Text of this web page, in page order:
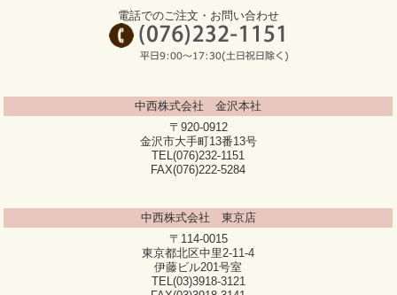
電話でのご注文・お問い合わせ
中西株式会社 金沢本社
〒920-0912
金沢市大手町13番13号
TEL(076)232-1151
FAX(076)222-5284
中西株式会社 東京店
〒114-0015
東京都北区中里2-11-4
伊藤ビル201号室
TEL(03)3918-3121